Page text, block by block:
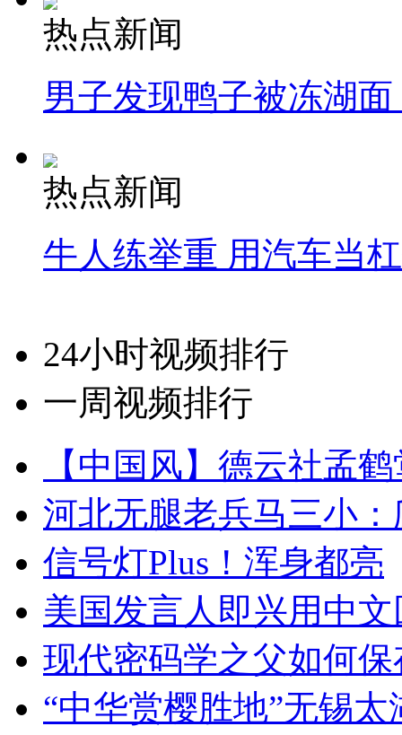
热点新闻
男子发现鸭子被冻湖
热点新闻
牛人练举重 用汽车当
24小时视频排行
一周视频排行
【中国风】德云社孟
河北无腿老兵马三小
信号灯Plus！浑身都亮
美国发言人即兴用中
现代密码学之父如何
“中华赏樱胜地”无锡